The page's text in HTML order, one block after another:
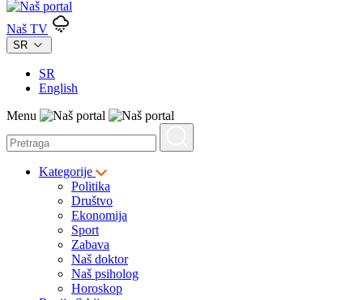
Naš TV
SR
SR
English
Menu
Kategorije
Politika
Društvo
Ekonomija
Sport
Zabava
Naš doktor
Naš psiholog
Horoskop